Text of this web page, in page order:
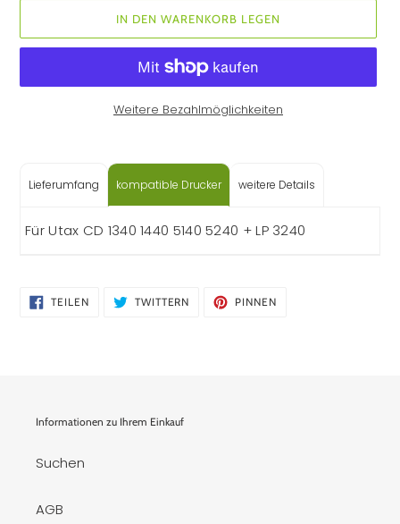
IN DEN WARENKORB LEGEN
Weitere Bezahlmöglichkeiten
zum
Lieferumfang kompatible Drucker weitere Details
Für Utax CD 1340 1440 5140 5240 + LP 3240
TEILENAUF
FACEBOOK
TWITTERN
TWITTER
PINNEN
Informationen zu Ihrem Einkauf
Suchen
AGB